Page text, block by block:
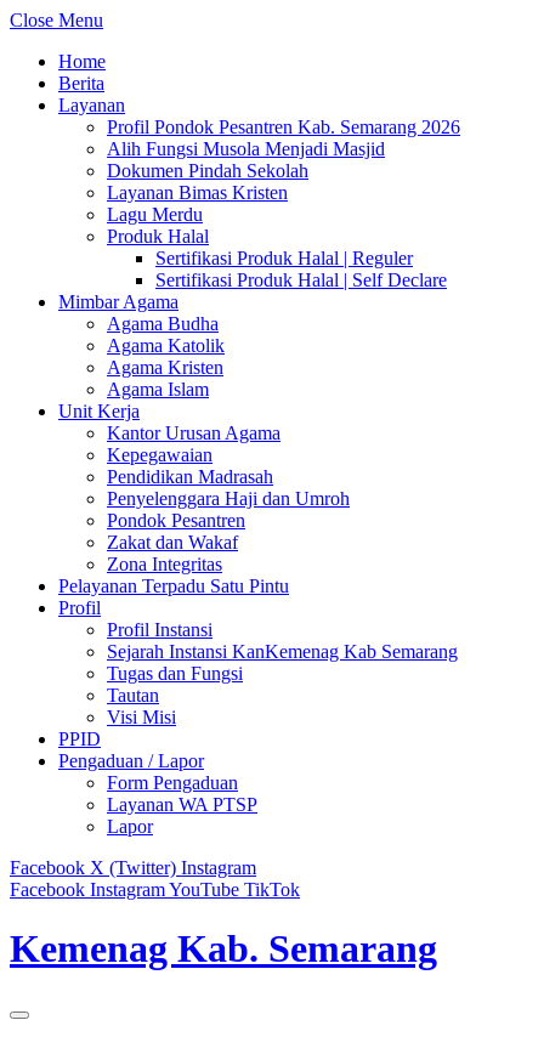
Close Menu
Home
Berita
Layanan
Profil Pondok Pesantren Kab. Semarang 2026
Alih Fungsi Musola Menjadi Masjid
Dokumen Pindah Sekolah
Layanan Bimas Kristen
Lagu Merdu
Produk Halal
Sertifikasi Produk Halal | Reguler
Sertifikasi Produk Halal | Self Declare
Mimbar Agama
Agama Budha
Agama Katolik
Agama Kristen
Agama Islam
Unit Kerja
Kantor Urusan Agama
Kepegawaian
Pendidikan Madrasah
Penyelenggara Haji dan Umroh
Pondok Pesantren
Zakat dan Wakaf
Zona Integritas
Pelayanan Terpadu Satu Pintu
Profil
Profil Instansi
Sejarah Instansi KanKemenag Kab Semarang
Tugas dan Fungsi
Tautan
Visi Misi
PPID
Pengaduan / Lapor
Form Pengaduan
Layanan WA PTSP
Lapor
Facebook X (Twitter) Instagram
Facebook InstagramYouTube TikTok
Kemenag Kab. Semarang